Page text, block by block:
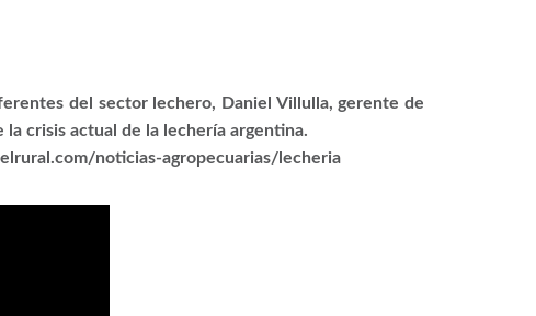
del sector lechero, Daniel Villulla, gerente de
la crisis actual de la lechería argentina.
noticias-agropecuarias/lecheria